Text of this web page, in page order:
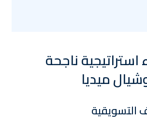
ناجحة
ميديا
التسويقية